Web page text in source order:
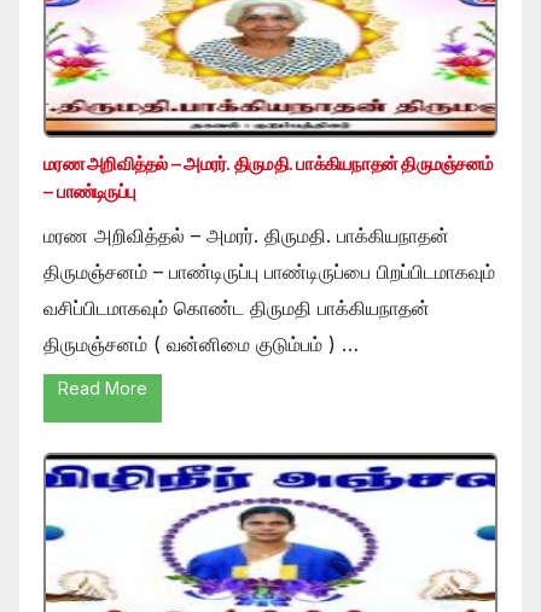
மரண அறிவித்தல் – அமரர். திருமதி. பாக்கியநாதன் திருமஞ்சனம்
– பாண்டிருப்பு
மரண அறிவித்தல் – அமரர். திருமதி. பாக்கியநாதன்
திருமஞ்சனம் – பாண்டிருப்பு பாண்டிருப்பை பிறப்பிடமாகவும்
வசிப்பிடமாகவும் கொண்ட திருமதி பாக்கியநாதன்
திருமஞ்சனம் ( வன்னிமை குடும்பம் ) …
Read More